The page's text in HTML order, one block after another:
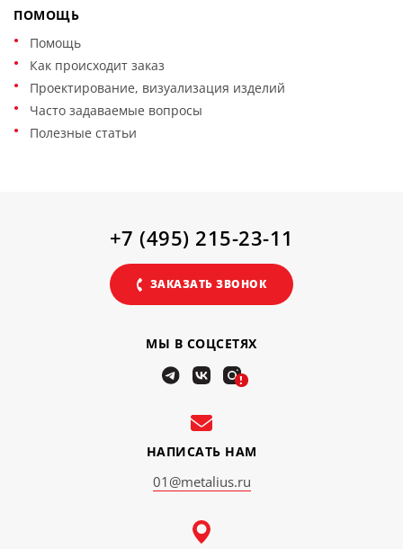
ПОМОЩЬ
Помощь
Как происходит заказ
Проектирование, визуализация изделий
Часто задаваемые вопросы
Полезные статьи
НАПИСАТЬ НАМ
01@metalius.ru
МЫ В СОЦСЕТЯХ
!
+7 (495) 215-23-11
ЗАКАЗАТЬ ЗВОНОК